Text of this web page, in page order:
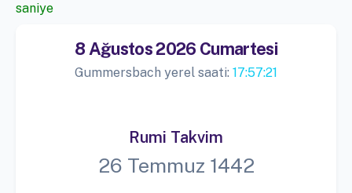
saniye
8 Ağustos 2026 Cumartesi
Gummersbach yerel saati: 17:57:22
Rumi Takvim
26 Temmuz 1442